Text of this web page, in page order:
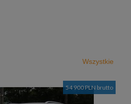
Wszystkie
54 900 PLN brutto